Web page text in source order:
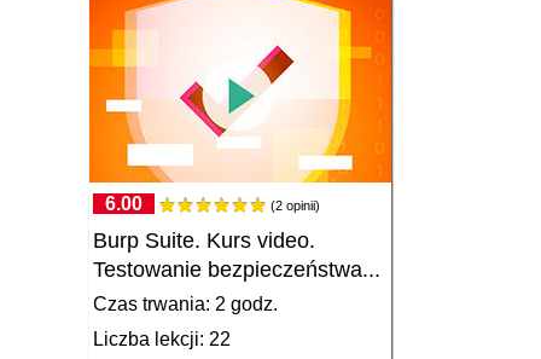
6.00 (2 opinii)
Burp Suite. Kurs video.
Testowanie bezpieczeństwa...
Czas trwania: 2 godz.
Liczba lekcji: 22